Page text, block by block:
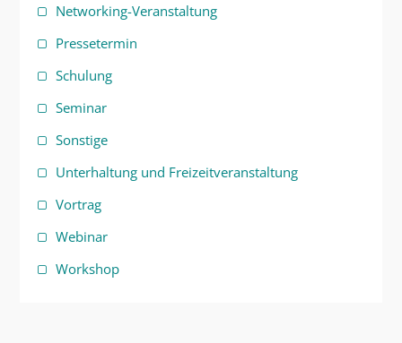
Networking-Veranstaltung
Pressetermin
Schulung
Seminar
Sonstige
Unterhaltung und Freizeitveranstaltung
Vortrag
Webinar
Workshop